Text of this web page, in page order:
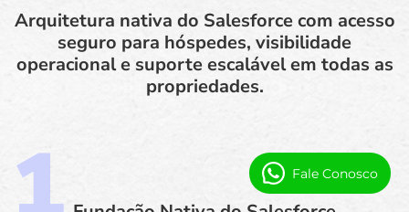
Arquitetura nativa do Salesforce com acesso
seguro para hóspedes, visibilidade
operacional e suporte escalável em todas as
propriedades.
Fale Conosco